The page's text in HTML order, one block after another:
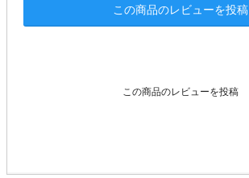
この商品のレビューを投稿
この商品のレビューを投稿